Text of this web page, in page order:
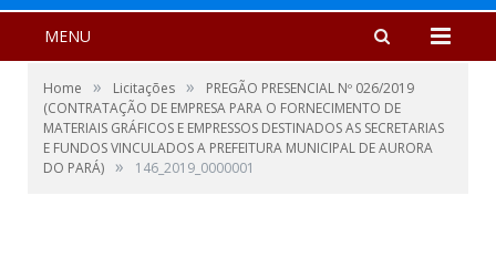
MENU
Home » Licitações »
PREGÃO PRESENCIAL Nº 026/2019
(CONTRATAÇÃO DE EMPRESA PARA O FORNECIMENTO DE
MATERIAIS GRÁFICOS E EMPRESSOS DESTINADOS AS SECRETARIAS
E FUNDOS VINCULADOS A PREFEITURA MUNICIPAL DE AURORA
DO PARÁ) » 146_2019_0000001